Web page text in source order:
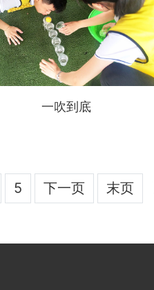
一吹到底
5 下一页 末页